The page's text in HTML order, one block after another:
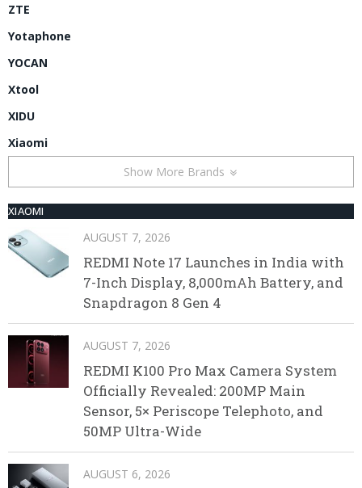
ZTE
Yotaphone
YOCAN
Xtool
XIDU
Xiaomi
Show More Brands
XIAOMI
AUGUST 7, 2026
REDMI Note 17 Launches in India with
7-Inch Display, 8,000mAh Battery, and
Snapdragon 8 Gen 4
AUGUST 7, 2026
REDMI K100 Pro Max Camera System
Officially Revealed: 200MP Main
Sensor, 5× Periscope Telephoto, and
50MP Ultra-Wide
AUGUST 6, 2026